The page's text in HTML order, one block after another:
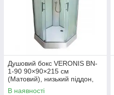
Душовий бокс VERONIS BN-
1-90 90×90×215 см
(Матовий), низький піддон,
матовий профіль, Італія
В наявності